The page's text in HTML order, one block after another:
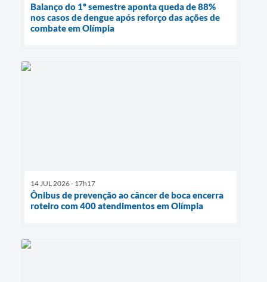
Balanço do 1º semestre aponta queda de 88%
nos casos de dengue após reforço das ações de
combate em Olímpia
14 JUL 2026 - 17h17
Ônibus de prevenção ao câncer de boca encerra
roteiro com 400 atendimentos em Olímpia